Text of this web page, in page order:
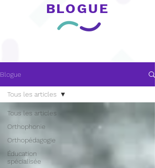
BLOGUE
Blogue
Tous les articles
Orthophonie
Orthopédagogie
Éducation
spécialisée
Tous les articles